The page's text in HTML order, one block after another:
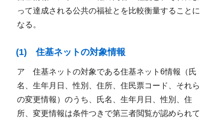
って達成される公共の福祉とを比較衡量することに
なる。
(1) 住基ネットの対象情報
ア 住基ネットの対象である住基ネット6情報（氏
名、生年月日、性別、住所、住民票コード、それら
の変更情報）のうち、氏名、生年月日、性別、住
所、変更情報は条件つきで第三者閲覧が認められて